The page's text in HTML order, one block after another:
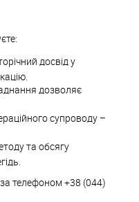
досвід у
дозволяє
супроводу –
та обсягу
телефоном +38 (044)